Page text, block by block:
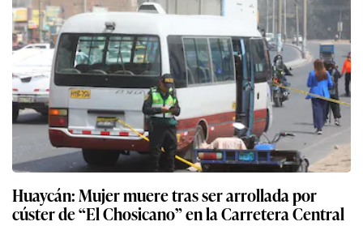
Huaycán: Mujer muere tras ser arrollada por
cúster de “El Chosicano” en la Carretera Central